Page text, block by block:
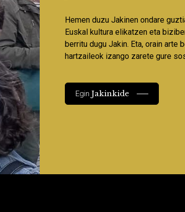
Hemen duzu Jakinen ondare
Euskal kultura elikatzen eta
berritu dugu Jakin. Eta, orain arte
hartzaileok izango zarete gure
EginJakinkide